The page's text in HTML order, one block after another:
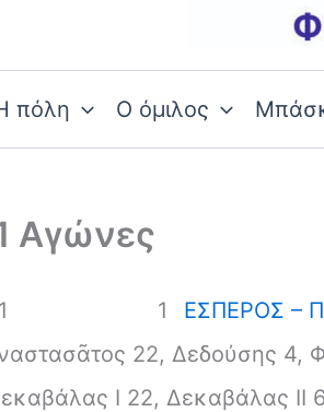
πόλη Ο όμιλος
Αγώνες
1
ΕΣΠΕΡΟΣ –
22, Δεδούσης 4,
I 22, Δεκαβάλας II